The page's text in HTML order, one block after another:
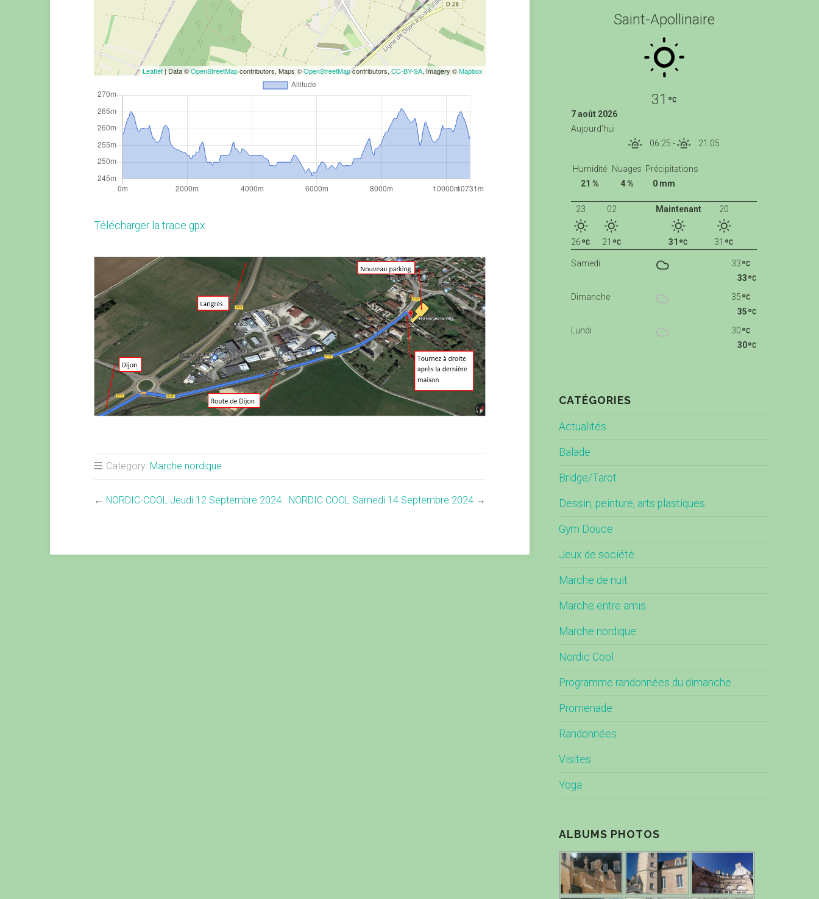
Leaflet | Data ©OpenStreetMapcontributors, Maps ©OpenStreetMapcontributors,CC-BY-SA, Imagery ©Mapbox
Télécharger la trace gpx
Category: Marche nordique
← NORDIC-COOL Jeudi 12 Septembre 2024 NORDIC COOL Samedi 14 Septembre 2024 →
Saint-Apollinaire
31
7 août 2026
Aujourd'hui
06:25 - 21:05
Humidité
21 %
Nuages
4 %
Précipitations
0 mm
Maintenant
31
20
31
23
26
02
21
Samedi
33
33
Dimanche
35
35
Lundi
30
30
CATÉGORIES
Actualités
Balade
Bridge/Tarot
Dessin, peinture, arts plastiques
Gym Douce
Jeux de société
Marche de nuit
Marche entre amis
Marche nordique
Nordic Cool
Programme randonnées du dimanche
Promenade
Randonnées
Visites
Yoga
ALBUMS PHOTOS